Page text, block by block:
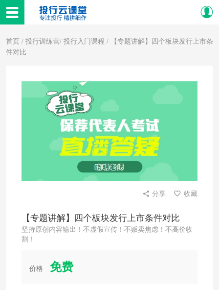
首页 / 投行训练营/ 投行入门课程 / 【专题讲解】四个板块发行上市条
件对比
分享 收藏
【专题讲解】四个板块发行上市条件对比
坚持原创内容输出！不虚假宣传！不贩卖焦虑！不高价收
割！
价格 免费